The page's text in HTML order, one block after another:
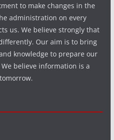
to make changes in the
administration on every
us. We believe strongly that
Our aim is to bring
knowledge to prepare our
believe information is a